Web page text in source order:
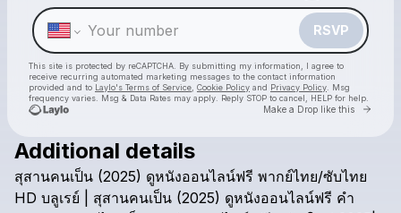
RSVP
This site is protected by reCAPTCHA. By submitting my information, I agree to
receive recurring automated marketing messages to the contact information
provided and to Laylo's Terms of Service Cookie Policy and Privacy Policy . Msg
frequency varies. Msg & Data Rates may apply. Reply STOP to cancel, HELP for help.
Make a Drop like this Go
thjthregsd
Check your texts
Additional details
สุสานคนเป็น (2025) ดูหนังออนไลน์ฟรี พากย์ไทย/ซับไทย
HD บลูเรย์ สุสานคนเป็น (2025) ดูหนังออนไลน์ฟรี คำ